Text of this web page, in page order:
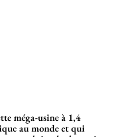
méga-usine à 1,4
au monde et qui